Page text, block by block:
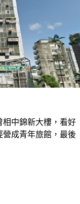
相中錦新大樓，看好
成青年旅館，最後